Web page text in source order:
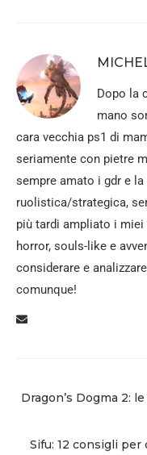
Dopo la
mano
cara vecchia ps1 di
seriamente con pietre
sempre amato i gdr e
ruolistica/strategica,
più tardi ampliato i
horror, souls-like e
considerare e
comunque!
Dragon’s Dogma 2:
Sifu: 12 consigli